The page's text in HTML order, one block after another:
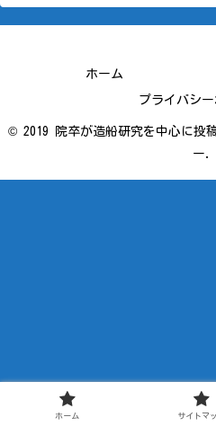
ホーム
プライバシ
© 2019 院卒が造船研究を中心に投
ー.
ホーム サイトマ